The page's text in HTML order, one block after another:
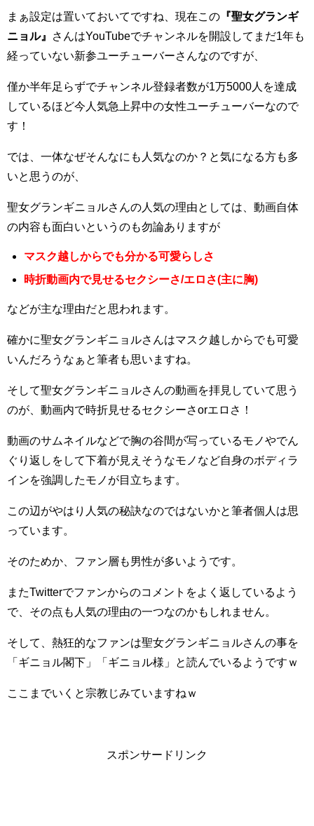
まぁ設定は置いておいてですね、現在この 『聖女グランギ
ニョル』
さんはYouTubeでチャンネルを開設してまだ1年も
経っていない新参ユーチューバーさんなのですが、
僅か半年足らずでチャンネル登録者数が1万5000人を達成
しているほど今人気急上昇中の女性ユーチューバーなので
す！
では、一体なぜそんなにも人気なのか？と気になる方も多
いと思うのが、
聖女グランギニョルさんの人気の理由としては、動画自体
の内容も面白いというのも勿論ありますが
マスク越しからでも分かる可愛らしさ
時折動画内で見せるセクシーさ/エロさ(主に胸)
などが主な理由だと思われます。
確かに聖女グランギニョルさんはマスク越しからでも可愛
いんだろうなぁと筆者も思いますね。
そして聖女グランギニョルさんの動画を拝見していて思う
のが、動画内で時折見せるセクシーさorエロさ！
動画のサムネイルなどで胸の谷間が写っているモノやでん
ぐり返しをして下着が見えそうなモノなど自身のボディラ
インを強調したモノが目立ちます。
この辺がやはり人気の秘訣なのではないかと筆者個人は思
っています。
そのためか、ファン層も男性が多いようです。
またTwitterでファンからのコメントをよく返しているよう
で、その点も人気の理由の一つなのかもしれません。
そして、熱狂的なファンは聖女グランギニョルさんの事を
「ギニョル閣下」「ギニョル様」と読んでいるようですｗ
ここまでいくと宗教じみていますねｗ
スポンサードリンク